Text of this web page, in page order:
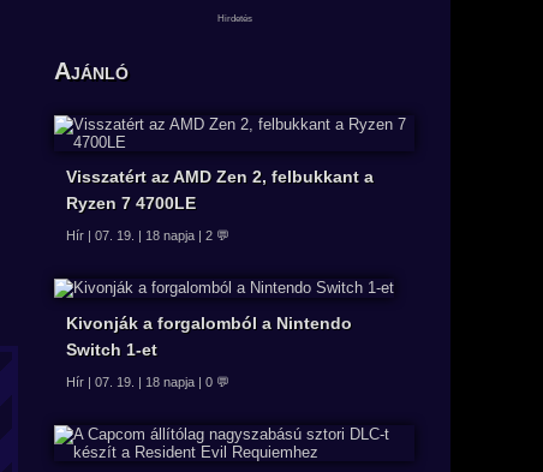
Ajánló
Visszatért az AMD Zen 2, felbukkant a
Ryzen 7 4700LE
Hír | 07. 19. | 18 napja | 2 💬
Kivonják a forgalomból a Nintendo
Switch 1-et
Hír | 07. 19. | 18 napja | 0 💬